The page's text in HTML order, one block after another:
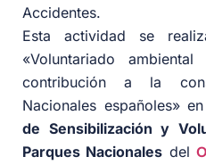
Accidentes.
Esta actividad se
«Voluntariado
contribución a la
Nacionales españoles»
de Sensibilización y
Parques Nacionales del